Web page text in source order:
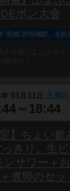
ポン大会
安城/JR安城駅、名鉄
み企画ぷよぷよテト
開催中！！
年 01 月 11 日 土 曜日
～18:44
定】ちょい飲
っきり。生
ンサワー＋
煮卵のセッ